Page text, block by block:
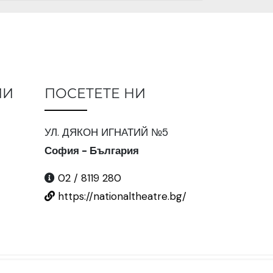
ПОСЕТЕТЕ НИ
УЛ. ДЯКОН ИГНАТИЙ №5
София - България
02 / 8119 280
https://nationaltheatre.bg/